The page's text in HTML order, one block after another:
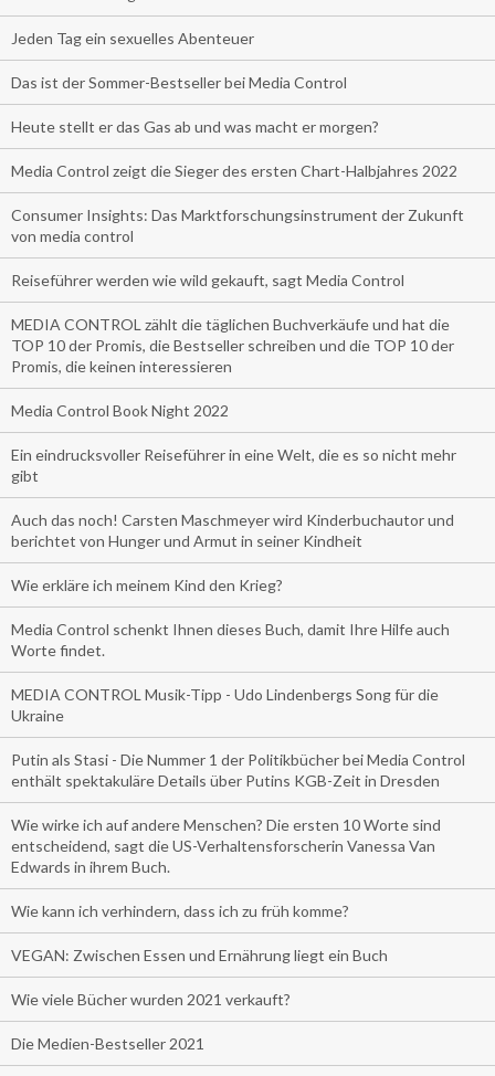
Jeden Tag ein sexuelles Abenteuer
Das ist der Sommer-Bestseller bei Media Control
Heute stellt er das Gas ab und was macht er morgen?
Media Control zeigt die Sieger des ersten Chart-Halbjahres 2022
Consumer Insights: Das Marktforschungsinstrument der Zukunft
von media control
Reiseführer werden wie wild gekauft, sagt Media Control
MEDIA CONTROL zählt die täglichen Buchverkäufe und hat die
TOP 10 der Promis, die Bestseller schreiben und die TOP 10 der
Promis, die keinen interessieren
Media Control Book Night 2022
Ein eindrucksvoller Reiseführer in eine Welt, die es so nicht mehr
gibt
Auch das noch! Carsten Maschmeyer wird Kinderbuchautor und
berichtet von Hunger und Armut in seiner Kindheit
Wie erkläre ich meinem Kind den Krieg?
Media Control schenkt Ihnen dieses Buch, damit Ihre Hilfe auch
Worte findet.
MEDIA CONTROL Musik-Tipp - Udo Lindenbergs Song für die
Ukraine
Putin als Stasi - Die Nummer 1 der Politikbücher bei Media Control
enthält spektakuläre Details über Putins KGB-Zeit in Dresden
Wie wirke ich auf andere Menschen? Die ersten 10 Worte sind
entscheidend, sagt die US-Verhaltensforscherin Vanessa Van
Edwards in ihrem Buch.
Wie kann ich verhindern, dass ich zu früh komme?
VEGAN: Zwischen Essen und Ernährung liegt ein Buch
Wie viele Bücher wurden 2021 verkauft?
Die Medien-Bestseller 2021